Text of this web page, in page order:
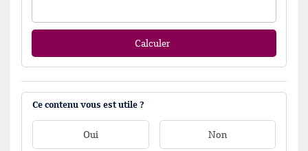
Calculer
Ce contenu vous est utile ?
Oui Non